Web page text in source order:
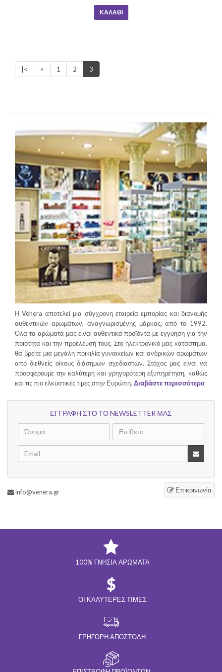
ΚΑΛΆΘΙ
|< < 1 2 3
Η Venera αποτελεί μια σύγχρονη εταιρεία εμπορίας και διανομής
αυθεντικών αρωμάτων, αναγνωρισμένης μάρκας, από το 1992.
Όλα τα αρώματά μας είναι αυθεντικά προϊόντα με εγγύηση για την
ποιότητα και την προέλευσή τους. Στο ηλεκτρονικό μας κατάστημα,
θα βρείτε μια μεγάλη ποικιλία γυναικείων και ανδρικών αρωμάτων
από διεθνείς οίκους διάσημων σχεδιαστών. Στόχος μας είναι να
προσφέρουμε την καλύτερη και γρηγορότερη εξυπηρέτηση, καθώς
και τις πιο ελκυστικές τιμές στην Ευρώπη. Διαβάστε περισσότερα
ΕΓΓΡΑΦΗ ΣΤΟ ΤΟ NEWSLETTER ΜΑΣ
Επικοινωνία
info@venera.gr
100% ΓΝΉΣΙΑ ΑΡΏΜΑΤΑ
ΟΙ ΚΑΛΎΤΕΡΕΣ ΤΙΜΈΣ
ΓΡΉΓΟΡΗ ΑΠΟΣΤΟΛΉ